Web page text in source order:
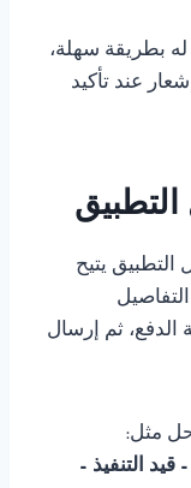
بطريقة سهلة،
عند تأكيد
يتيح
الدفع، ثم إرسال
مثل:
التنفيذ –